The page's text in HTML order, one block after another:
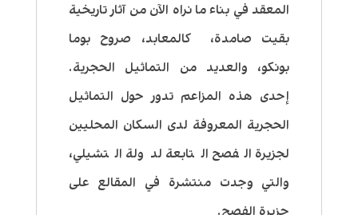
المعقد في بناء ما نراه الآن من آثار تاريخية
بقيت صامدة، كالمعابد، صروح بوما
بونكو، والعديد من التماثيل الحجرية.
إحدى هذه المزاعم تدور حول التماثيل
الحجرية المعروفة لدى السكان المحليين
لجزيرة الفصح التابعة لدولة التشيلي،
والتي وجدت منتشرة في المقالع على